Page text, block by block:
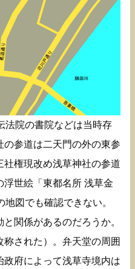
法院の書院などは当時存
参道は二天門の外の東参
権現改め浅草神社の参道
世絵「東都名所 浅草金
図でも確認できない。
関係があるのだろうか。
された）。弁天堂の周囲
府によって浅草寺境内は